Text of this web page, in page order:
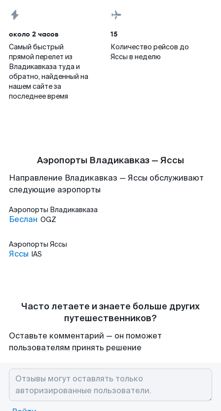
около 2 часов
Самый быстрый
прямой перелет из
Владикавказа туда и
обратно, найденный на
нашем сайте за
последнее время
15
Количество рейсов до
Яссы в неделю
Аэропорты Владикавказ — Яссы
Направление Владикавказ — Яссы обслуживают
следующие аэропорты
Аэропорты Владикавказа
Беслан OGZ
Аэропорты Яссы
Яссы IAS
Часто летаете и знаете больше других
путешественников?
Оставьте комментарий — он поможет
пользователям принять решение